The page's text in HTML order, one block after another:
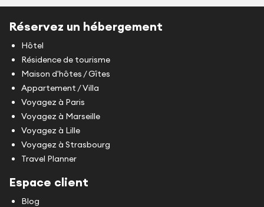
Réservez un hébergement
Hôtel
Résidence de tourisme
Maison d'hôtes / Gîtes
Appartement / Villa
Voyagez à Paris
Voyagez à Marseille
Voyagez à Lille
Voyagez à Strasbourg
Travel Planner
Espace client
Blog